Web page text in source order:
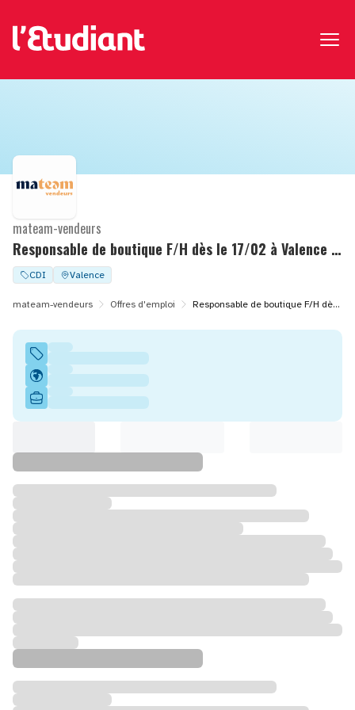
Responsable de boutique F/H dès le 17/02 à Valence (16)
mateam-vendeurs
CDI Valence
mateam-vendeurs Offres d'emploi Responsable de boutique F/H dès le 17/02 à Valence (16)